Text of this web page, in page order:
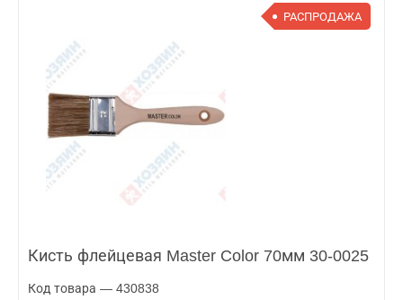
РАСПРОДАЖА
Кисть флейцевая Master Color 70мм 30-0025
Код товара — 430838